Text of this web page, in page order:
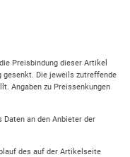
Preisbindung dieser Artikel
gesenkt. Die jeweils zutreffende
Angaben zu Preissenkungen
Daten an den Anbieter der
des auf der Artikelseite